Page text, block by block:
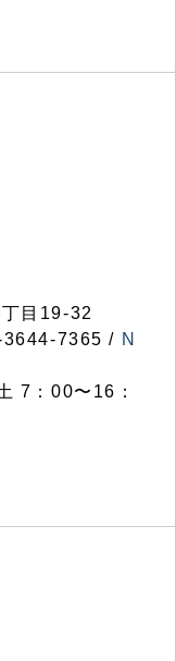
目19-32
3644-7365 / N
7：00〜16：